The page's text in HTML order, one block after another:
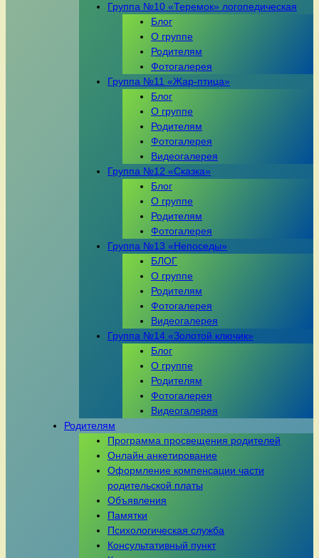
Группа №10 «Теремок» логопедическая
Блог
О группе
Родителям
Фотогалерея
Группа №11 «Жар-птица»
Блог
О группе
Родителям
Фотогалерея
Видеогалерея
Группа №12 «Сказка»
Блог
О группе
Родителям
Фотогалерея
Группа №13 «Непоседы»
БЛОГ
О группе
Родителям
Фотогалерея
Видеогалерея
Группа №14 «Золотой ключик»
Блог
О группе
Родителям
Фотогалерея
Видеогалерея
Родителям
Программа просвещения родителей
Онлайн анкетирование
Оформление компенсации части
родительской платы
Объявления
Памятки
Психологическая служба
Консультативный пункт